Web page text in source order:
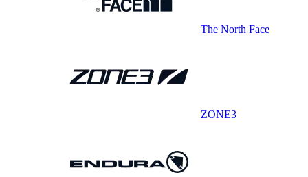
The North Face
ZONE3